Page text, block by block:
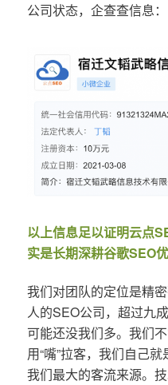
公司状态，企查查信息：
以上信息足以证明云点
实是长期深耕谷歌SEO优
我们对团队的定位是精
人的SEO公司，超过九
可能还没我们多。我们
用“嘴”拉客，我们自己
我们最大的客流来源。